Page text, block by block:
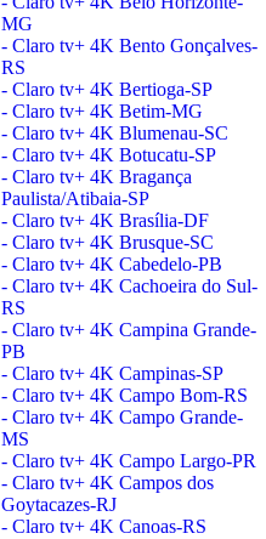
MG
- Claro tv+ 4K Bento Gonçalves-
RS
- Claro tv+ 4K Bertioga-SP
- Claro tv+ 4K Betim-MG
- Claro tv+ 4K Blumenau-SC
- Claro tv+ 4K Botucatu-SP
- Claro tv+ 4K Bragança
Paulista/Atibaia-SP
- Claro tv+ 4K Brasília-DF
- Claro tv+ 4K Brusque-SC
- Claro tv+ 4K Cabedelo-PB
- Claro tv+ 4K Cachoeira do Sul-
RS
- Claro tv+ 4K Campina Grande-
PB
- Claro tv+ 4K Campinas-SP
- Claro tv+ 4K Campo Bom-RS
- Claro tv+ 4K Campo Grande-
MS
- Claro tv+ 4K Campo Largo-PR
- Claro tv+ 4K Campos dos
Goytacazes-RJ
- Claro tv+ 4K Canoas-RS